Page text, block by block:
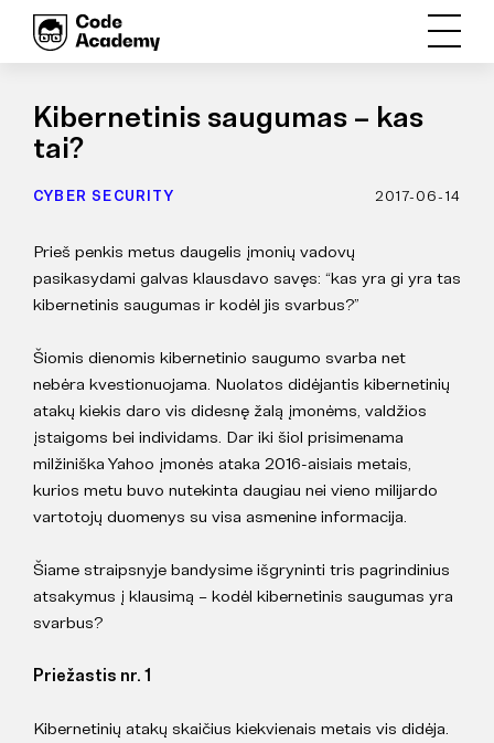
Kibernetinis saugumas – kas
tai?
CYBER SECURITY 2017-06-14
Prieš penkis metus daugelis įmonių vadovų
pasikasydami galvas klausdavo savęs: “kas yra gi yra tas
kibernetinis saugumas ir kodėl jis svarbus?”
Šiomis dienomis kibernetinio saugumo svarba net
nebėra kvestionuojama. Nuolatos didėjantis kibernetinių
atakų kiekis daro vis didesnę žalą įmonėms, valdžios
įstaigoms bei individams. Dar iki šiol prisimenama
milžiniška Yahoo įmonės ataka 2016-aisiais metais,
kurios metu buvo nutekinta daugiau nei vieno milijardo
vartotojų duomenys su visa asmenine informacija.
Šiame straipsnyje bandysime išgryninti tris pagrindinius
atsakymus į klausimą – kodėl kibernetinis saugumas yra
svarbus?
Priežastis nr. 1
Kibernetinių atakų skaičius kiekvienais metais vis didėja.